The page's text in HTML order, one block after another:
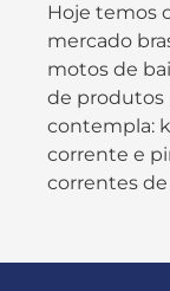
Hoje temos
mercado
motos de
de produtos
contempla:
corrente e
correntes